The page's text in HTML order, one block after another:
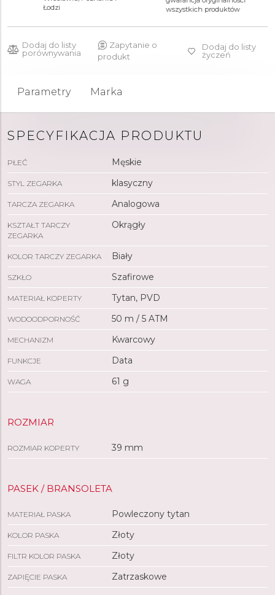
Łodzi
wszystkich produktów
Dodaj do listy
porównywania
Zapytanie o
produkt
Dodaj do listy
życzeń
Parametry Marka
SPECYFIKACJA PRODUKTU
PŁEĆ Męskie
STYL ZEGARKA klasyczny
TARCZA ZEGARKA Analogowa
KSZTAŁT TARCZY
ZEGARKA
Okrągły
KOLOR TARCZY ZEGARKA Biały
SZKŁO Szafirowe
MATERIAŁ KOPERTY Tytan, PVD
WODOODPORNOŚĆ 50 m / 5 ATM
MECHANIZM Kwarcowy
FUNKCJE Data
WAGA 61 g
ROZMIAR
ROZMIAR KOPERTY 39 mm
PASEK / BRANSOLETA
MATERIAŁ PASKA Powleczony tytan
KOLOR PASKA Złoty
FILTR KOLOR PASKA Złoty
ZAPIĘCIE PASKA Zatrzaskowe